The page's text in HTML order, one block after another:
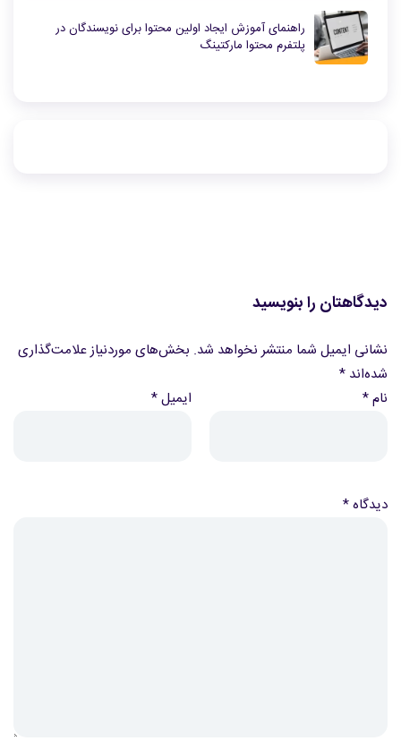
راهنمای آموزش ایجاد اولین محتوا برای نویسندگان در
پلتفرم محتوا مارکتینگ
دیدگاهتان را بنویسید
نشانی ایمیل شما منتشر نخواهد شد. بخش‌های موردنیاز علامت‌گذاری
شده‌اند *
دیدگاه*
نام* ایمیل*